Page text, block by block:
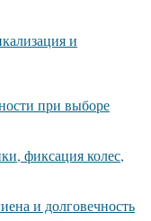
и
при выборе
фиксация колес,
и долговечность